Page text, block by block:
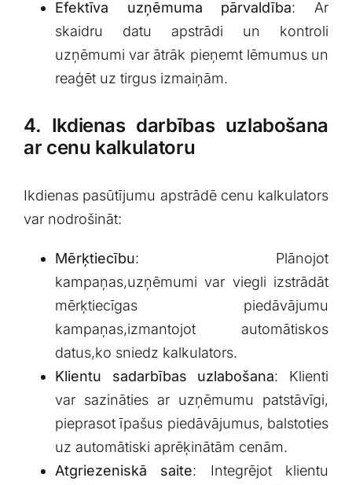
Efektīva uzņēmuma ⁣pārvaldība: Ar
skaidru datu apstrādi ​un kontroli
uzņēmumi var ātrāk pieņemt lēmumus un
reaģēt uz tirgus izmaiņām.
4. Ikdienas darbības uzlabošana
ar cenu kalkulatoru
Ikdienas pasūtījumu apstrādē cenu kalkulators
var nodrošināt:
Mērķtiecību: Plānojot
kampaņas,uzņēmumi var viegli izstrādāt
mērķtiecīgas piedāvājumu
kampaņas,izmantojot automātiskos
datus,ko sniedz⁣ kalkulators.
Klientu sadarbības uzlabošana: Klienti
var sazināties ar uzņēmumu patstāvīgi,
pieprasot īpašus piedāvājumus, balstoties
uz automātiski aprēķinātām cenām.
Atgriezeniskā saite: Integrējot klientu